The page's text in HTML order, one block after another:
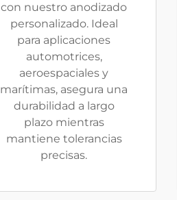
con nuestro anodizado
personalizado. Ideal
para aplicaciones
automotrices,
aeroespaciales y
marítimas, asegura una
durabilidad a largo
plazo mientras
mantiene tolerancias
precisas.